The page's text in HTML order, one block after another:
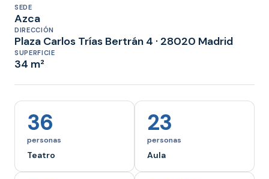
SEDE
Azca
DIRECCIÓN
Plaza Carlos Trías Bertrán 4 · 28020 Madrid
SUPERFICIE
34 m²
36
personas
Teatro
23
personas
Aula